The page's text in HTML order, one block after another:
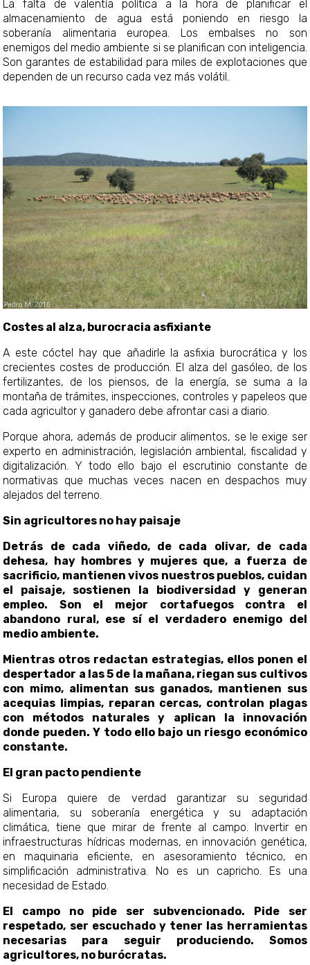
La falta de valentía política a la hora de planificar el
almacenamiento de agua está poniendo en riesgo la
soberanía alimentaria europea. Los embalses no son
enemigos del medio ambiente si se planifican con inteligencia.
Son garantes de estabilidad para miles de explotaciones que
dependen de un recurso cada vez más volátil.
Costes al alza, burocracia asfixiante
A este cóctel hay que añadirle la asfixia burocrática y los
crecientes costes de producción. El alza del gasóleo, de los
fertilizantes, de los piensos, de la energía, se suma a la
montaña de trámites, inspecciones, controles y papeleos que
cada agricultor y ganadero debe afrontar casi a diario.
Porque ahora, además de producir alimentos, se le exige ser
experto en administración, legislación ambiental, fiscalidad y
digitalización. Y todo ello bajo el escrutinio constante de
normativas que muchas veces nacen en despachos muy
alejados del terreno.
Sin agricultores no hay paisaje
Detrás de cada viñedo, de cada olivar, de cada
dehesa, hay hombres y mujeres que, a fuerza de
sacrificio, mantienen vivos nuestros pueblos, cuidan
el paisaje, sostienen la biodiversidad y generan
empleo. Son el mejor cortafuegos contra el
abandono rural, ese sí el verdadero enemigo del
medio ambiente.
Mientras otros redactan estrategias, ellos ponen el
despertador a las 5 de la mañana, riegan sus cultivos
con mimo, alimentan sus ganados, mantienen sus
acequias limpias, reparan cercas, controlan plagas
con métodos naturales y aplican la innovación
donde pueden. Y todo ello bajo un riesgo económico
constante.
El gran pacto pendiente
Si Europa quiere de verdad garantizar su seguridad
alimentaria, su soberanía energética y su adaptación
climática, tiene que mirar de frente al campo. Invertir en
infraestructuras hídricas modernas, en innovación genética,
en maquinaria eficiente, en asesoramiento técnico, en
simplificación administrativa. No es un capricho. Es una
necesidad de Estado.
El campo no pide ser subvencionado. Pide ser
respetado, ser escuchado y tener las herramientas
necesarias para seguir produciendo. Somos
agricultores, no burócratas.